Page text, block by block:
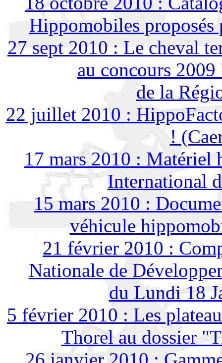
Hippomobiles
27 sept 2010 : Le cheval
au concours
de la
22 juillet 2010 :
!
17 mars 2010 : Matériel
International
15 mars 2010 :
véhicule
21 février 2010 :
Nationale de
du Lundi 18
5 février 2010 : Les
Thorel au dossier